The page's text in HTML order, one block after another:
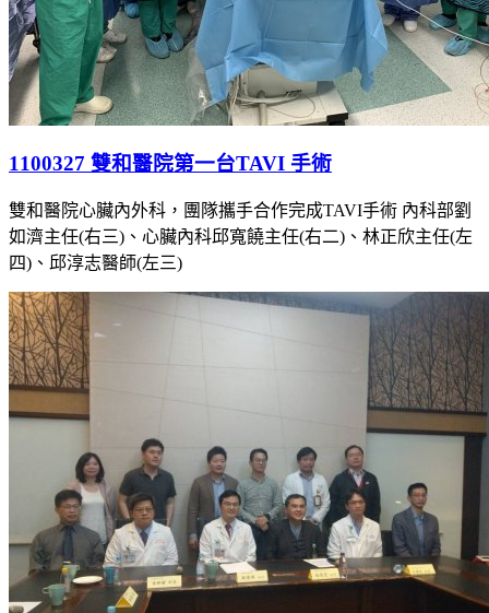
1100327 雙和醫院第一台TAVI 手術
雙和醫院心臟內外科，團隊攜手合作完成TAVI手術 內科部劉
如濟主任(右三)、心臟內科邱寬饒主任(右二)、林正欣主任(左
四)、邱淳志醫師(左三)